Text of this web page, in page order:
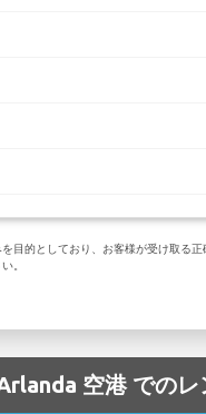
目的としており、お客様が受け取る
。
空港 でのレ